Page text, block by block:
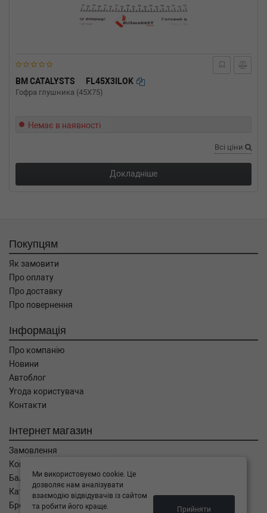
BM CATALYSTS FL45X3ILOK
Гофра глушника (45X75)
Немає в наявності
Всі ціни
Докладніше
Покупцям
Як замовити
Про оплату
Про доставку
Про повернення
Інформація
Про компанію
Новини
Автоблог
Угода користувача
Контакти
Інтернет магазин
Замовлення
Кошик
Баланс
Каталог товарів
Бренди
Ми використовуємо cookie. Це
дозволяє нам аналізувати
взаємодію відвідувачів із сайтом
та робити його краще.
Прийняти